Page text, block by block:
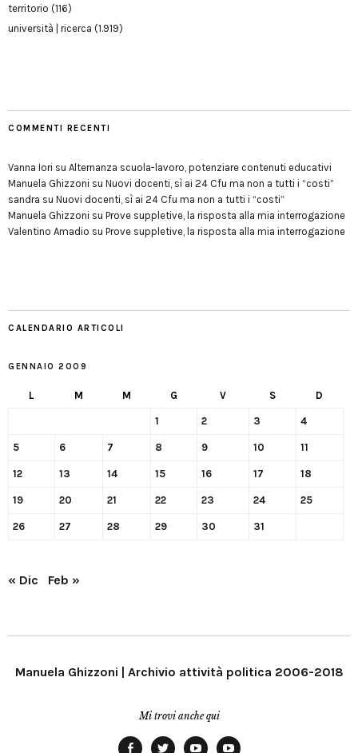
territorio (116)
università | ricerca (1.919)
COMMENTI RECENTI
Vanna Iori su Alternanza scuola-lavoro, potenziare contenuti educativi
Manuela Ghizzoni su Nuovi docenti, sì ai 24 Cfu ma non a tutti i “costi”
sandra su Nuovi docenti, sì ai 24 Cfu ma non a tutti i “costi”
Manuela Ghizzoni su Prove suppletive, la risposta alla mia interrogazione
Valentino Amadio su Prove suppletive, la risposta alla mia interrogazione
CALENDARIO ARTICOLI
GENNAIO 2009
L M M G V S D
1 2 3 4
5 6 7 8 9 10 11
12 13 14 15 16 17 18
19 20 21 22 23 24 25
26 27 28 29 30 31
« Dic Feb »
Manuela Ghizzoni | Archivio attività politica 2006-2018
Mi trovi anche qui